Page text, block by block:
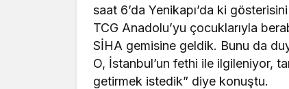
saat 6’da Yenikapı’da ki
TCG Anadolu’yu çocuklarıyla
SİHA gemisine geldik. Bunu da
O, İstanbul’un fethi ile ilgileniyor,
getirmek istedik” diye konuştu.